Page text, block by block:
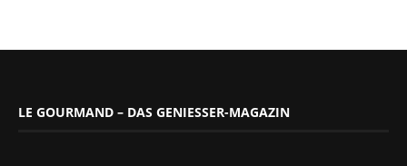
LE GOURMAND – DAS GENIESSER-MAGAZIN